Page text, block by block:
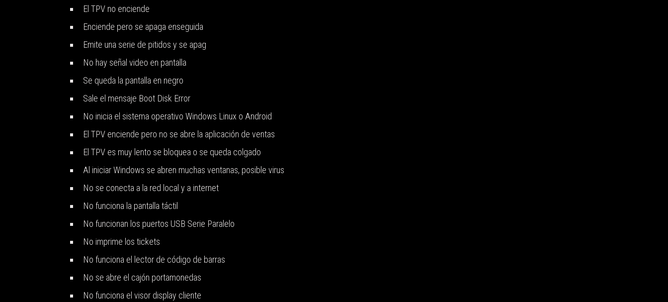
El TPV no enciende
Enciende pero se apaga enseguida
Emite una serie de pitidos y se apag
No hay señal video en pantalla
Se queda la pantalla en negro
Sale el mensaje Boot Disk Error
No inicia el sistema operativo Windows Linux o Android
El TPV enciende pero no se abre la aplicación de ventas
El TPV es muy lento se bloquea o se queda colgado
Al iniciar Windows se abren muchas ventanas, posible virus
No se conecta a la red local y a internet
No funciona la pantalla táctil
No funcionan los puertos USB Serie Paralelo
No imprime los tickets
No funciona el lector de código de barras
No se abre el cajón portamonedas
No funciona el visor display cliente